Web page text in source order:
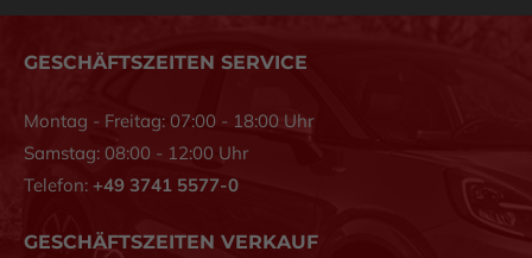
GESCHÄFTSZEITEN SERVICE
Montag - Freitag: 07:00 - 18:00 Uhr
Samstag: 08:00 - 12:00 Uhr
Telefon: +49 3741 5577-0
GESCHÄFTSZEITEN VERKAUF